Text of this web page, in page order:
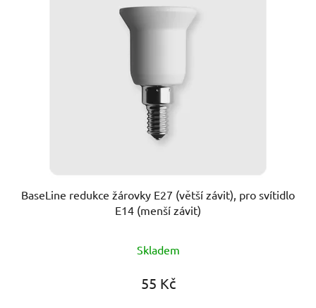
BaseLine redukce žárovky E27 (větší závit), pro svítidlo
E14 (menší závit)
hodnocení
produktu
Skladem
55 Kč